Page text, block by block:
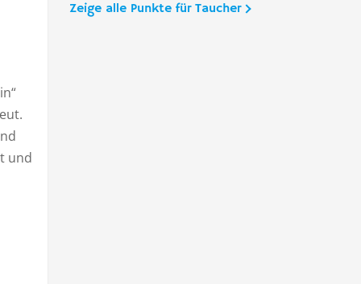
Zeige alle Punkte für Taucher
und